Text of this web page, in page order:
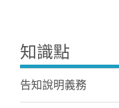
知識點
告知說明義務